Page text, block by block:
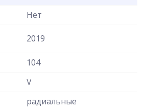
Нет
2019
104
V
радиальные